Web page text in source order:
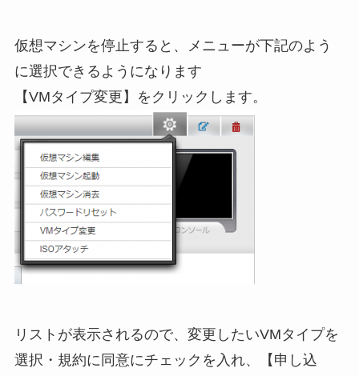
仮想マシンを停止すると、メニューが下記のよう
に選択できるようになります
【VMタイプ変更】をクリックします。
リストが表示されるので、変更したいVMタイプを
選択・規約に同意にチェックを入れ、【申し込